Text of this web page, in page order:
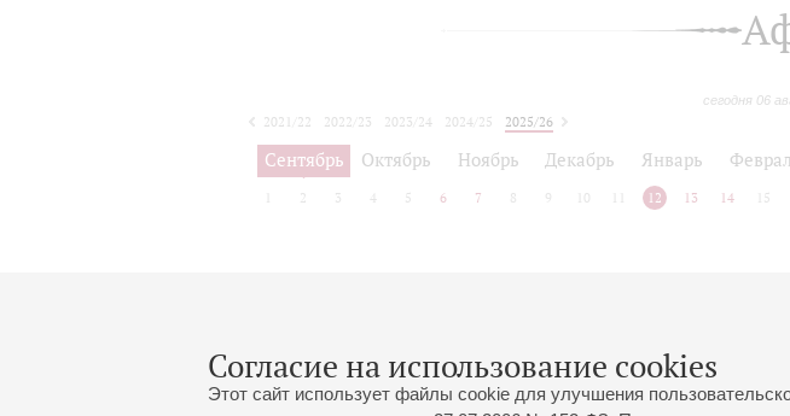
Согласие на использование cookies
Этот сайт использует файлы cookie для улучшения
сегодня 06
2021/22 2022/23 2023/24 2024/25
2025/26
2026/27
Сентябрь Октябрь Ноябрь Декабрь Январь
2 3 4 5 6 7 8 9 10 12 13 14 15